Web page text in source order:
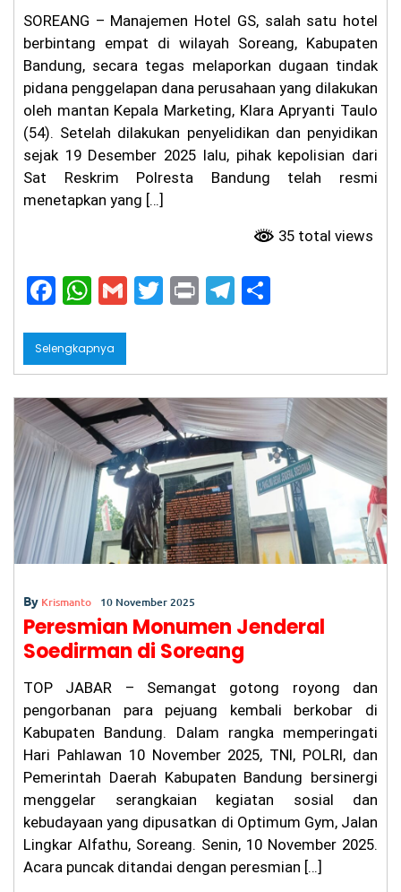
hi
ng
ga
M
al
a
m,
Fa
rh
an
Si
an
Ja
si
on
al
Ti
ga
Bu
la
n
Be
rl
al
u,
Pe
m
bu
ha
n
Ag
it
Pr
at
a
di
an
SOREANG – Manajemen Hotel GS, salah satu hotel
berbintang empat di wilayah Soreang, Kabupaten
Bandung, secara tegas melaporkan dugaan tindak
pidana penggelapan dana perusahaan yang dilakukan
oleh mantan Kepala Marketing, Klara Apryanti Taulo
(54). Setelah dilakukan penyelidikan dan penyidikan
sejak 19 Desember 2025 lalu, pihak kepolisian dari
Sat Reskrim Polresta Bandung telah resmi
menetapkan yang […]
35 total views
F
a
c
e
b
o
o
k
W
h
a
ts
A
p
p
G
m
l
T
w
er
Pr
in
T
el
gr
a
m
e
Selengkapnya
By Krismanto 10 November 2025
Peresmian Monumen Jenderal
Soedirman di Soreang
TOP JABAR – Semangat gotong royong dan
pengorbanan para pejuang kembali berkobar di
Kabupaten Bandung. Dalam rangka memperingati
Hari Pahlawan 10 November 2025, TNI, POLRI, dan
Pemerintah Daerah Kabupaten Bandung bersinergi
menggelar serangkaian kegiatan sosial dan
kebudayaan yang dipusatkan di Optimum Gym, Jalan
Lingkar Alfathu, Soreang. Senin, 10 November 2025.
Acara puncak ditandai dengan peresmian […]